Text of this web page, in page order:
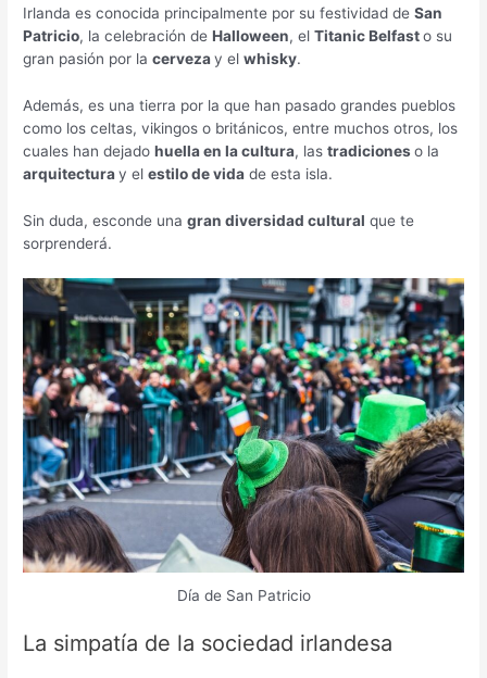
Irlanda es conocida principalmente por su festividad deSan
Patricio, la celebración deHalloween, elTitanic Belfasto su
gran pasión por lacervezay elwhisky.
Además, es una tierra por la que han pasado grandes pueblos
como los celtas, vikingos o británicos, entre muchos otros, los
cuales han dejadohuella en la cultura, lastradicioneso la
arquitecturay elestilo de vida de esta isla.
Sin duda, esconde unagran diversidad cultural que te
sorprenderá.
Día de San Patricio
La simpatía de la sociedad irlandesa